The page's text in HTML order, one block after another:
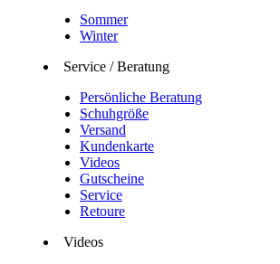
Sommer
Winter
Service / Beratung
Persönliche Beratung
Schuhgröße
Versand
Kundenkarte
Videos
Gutscheine
Service
Retoure
Videos